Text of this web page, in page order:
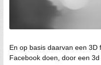
En op basis daarvan een
Facebook doen, door een